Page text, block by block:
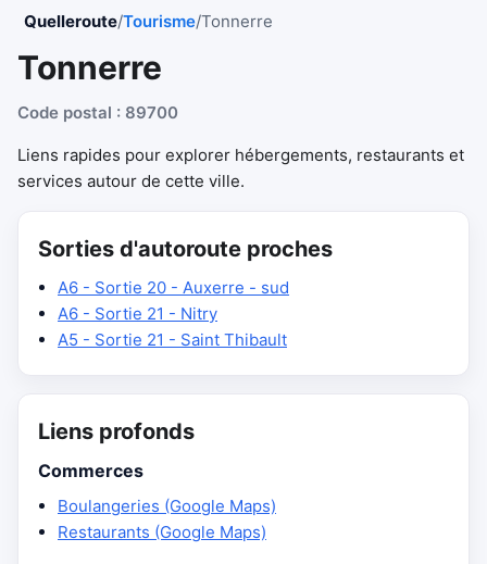
Quelleroute/Tourisme/Tonnerre
Tonnerre
Code postal : 89700
Liens rapides pour explorer hébergements, restaurants et
services autour de cette ville.
Sorties d'autoroute proches
A6 - Sortie 20 - Auxerre - sud
A6 - Sortie 21 - Nitry
A5 - Sortie 21 - Saint Thibault
Liens profonds
Commerces
Boulangeries (Google Maps)
Restaurants (Google Maps)